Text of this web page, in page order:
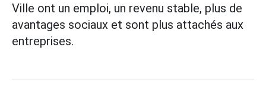
Ville ont un emploi, un revenu stable, plus de
avantages sociaux et sont plus attachés aux
entreprises.